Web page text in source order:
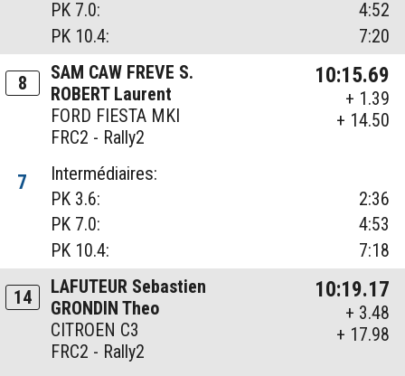
PK 7.0:
4:52
PK 10.4:
7:20
8
SAM CAW FREVE S.
ROBERT Laurent
FORD FIESTA MKI
FRC2 - Rally2
10:15.69
+ 1.39
+ 14.50
7
Intermédiaires:
PK 3.6:
2:36
PK 7.0:
4:53
PK 10.4:
7:18
14
LAFUTEUR Sebastien
GRONDIN Theo
CITROEN C3
FRC2 - Rally2
10:19.17
+ 3.48
+ 17.98